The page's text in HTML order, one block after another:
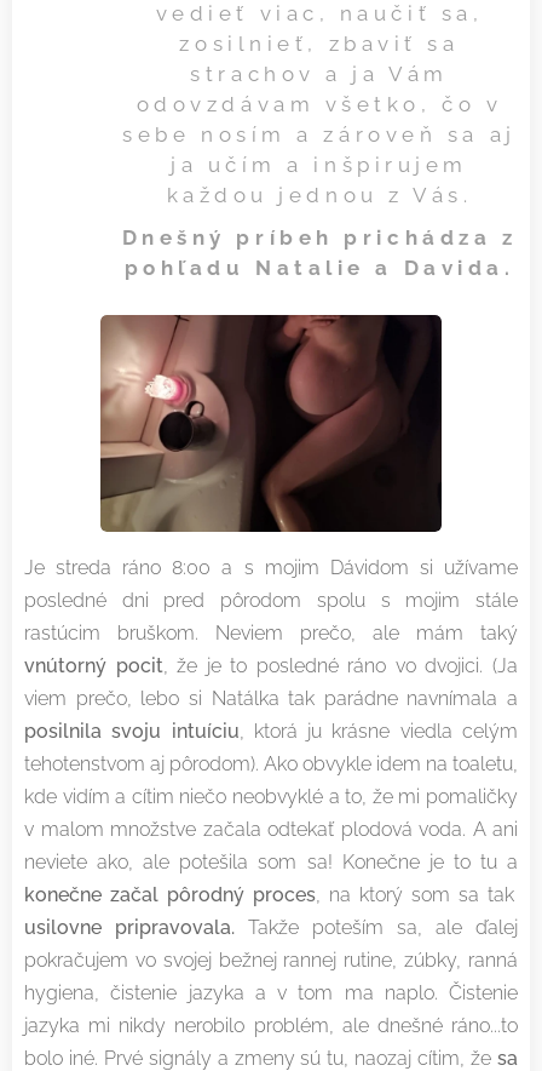
vedieť viac, naučiť sa,
zosilnieť, zbaviť sa
strachov a ja Vám
odovzdávam všetko, čo v
sebe nosím a zároveň sa aj
ja učím a inšpirujem
každou jednou z Vás.
Dnešný príbeh prichádza z
pohľadu Natalie a Davida.
Je streda ráno 8:00 a s mojim Dávidom si užívame
posledné dni pred pôrodom spolu s mojim stále
rastúcim bruškom. Neviem prečo, ale mám taký
vnútorný pocit , že je to posledné ráno vo dvojici. (Ja
viem prečo, lebo si Natálka tak parádne navnímala a
posilnila svoju intuíciu , ktorá ju krásne viedla celým
tehotenstvom aj pôrodom). Ako obvykle idem na toaletu,
kde vidím a cítim niečo neobvyklé a to, že mi pomaličky
v malom množstve začala odtekať plodová voda. A ani
neviete ako, ale potešila som sa! Konečne je to tu a
konečne začal pôrodný proces , na ktorý som sa tak
usilovne pripravovala. Takže poteším sa, ale ďalej
pokračujem vo svojej bežnej rannej rutine, zúbky, ranná
hygiena, čistenie jazyka a v tom ma naplo. Čistenie
jazyka mi nikdy nerobilo problém, ale dnešné ráno...to
bolo iné. Prvé signály a zmeny sú tu, naozaj cítim, že sa